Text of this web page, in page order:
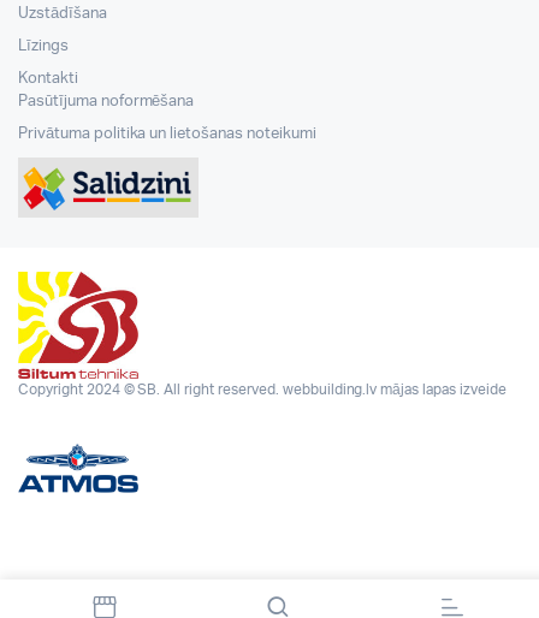
Uzstādīšana
Līzings
Kontakti
Pasūtījuma noformēšana
Privātuma politika un lietošanas noteikumi
Copyright 2024 © SB. All right reserved. webbuilding.lvmājas lapas izveide